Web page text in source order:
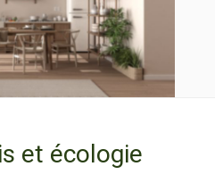
et écologie